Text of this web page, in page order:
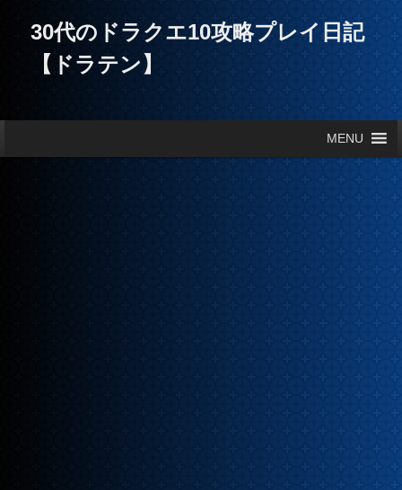
30代のドラクエ10攻略プレイ日記
【ドラテン】
MENU